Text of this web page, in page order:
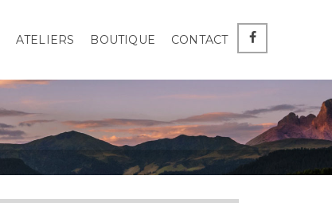
ATELIERS BOUTIQUE CONTACT